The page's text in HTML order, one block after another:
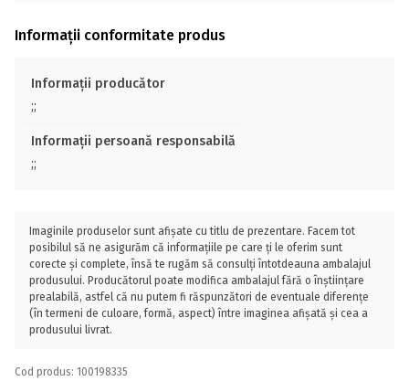
Informații conformitate produs
Informații producător
;;
Informații persoană responsabilă
;;
Imaginile produselor sunt afișate cu titlu de prezentare. Facem tot
posibilul să ne asigurăm că informațiile pe care ți le oferim sunt
corecte și complete, însă te rugăm să consulți întotdeauna ambalajul
produsului. Producătorul poate modifica ambalajul fără o înștiințare
prealabilă, astfel că nu putem fi răspunzători de eventuale diferențe
(în termeni de culoare, formă, aspect) între imaginea afișată și cea a
produsului livrat.
Cod produs: 100198335